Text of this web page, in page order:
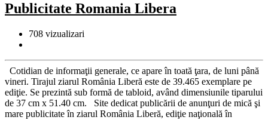
Publicitate Romania Libera
708 vizualizari
Cotidian de informaţii generale, ce apare în toată ţara, de luni până
vineri. Tirajul ziarul România Liberă este de 39.465 exemplare pe
ediţie. Se prezintă sub formă de tabloid, având dimensiunile tiparului
de 37 cm x 51.40 cm. Site dedicat publicării de anunţuri de mică şi
mare publicitate în ziarul România Liberă, ediţie naţională în